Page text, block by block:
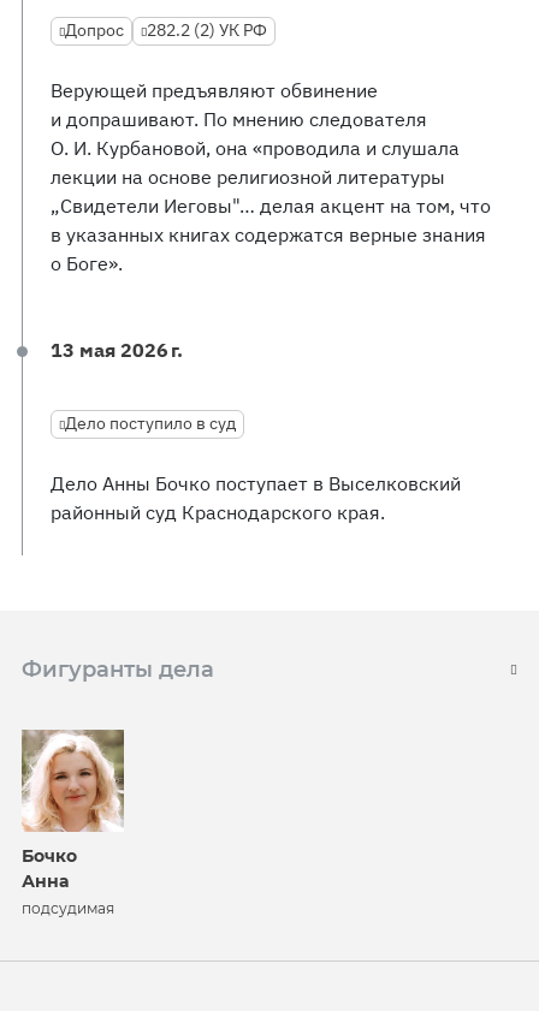
Допрос 282.2 (2) УК РФ
Верующей предъявляют обвинение
и допрашивают. По мнению следователя
О. И. Курбановой, она «проводила и слушала
лекции на основе религиозной литературы
„Свидетели Иеговы"… делая акцент на том, что
в указанных книгах содержатся верные знания
о Боге».
13 мая 2026 г.
Дело поступило в суд
Дело Анны Бочко поступает в Выселковский
районный суд Краснодарского края.
Фигуранты дела
Бочко
Анна
подсудимая